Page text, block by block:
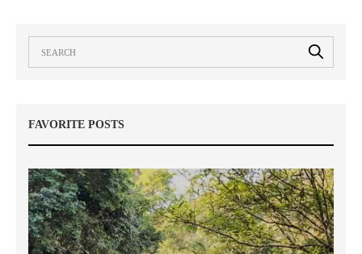
FAVORITE POSTS